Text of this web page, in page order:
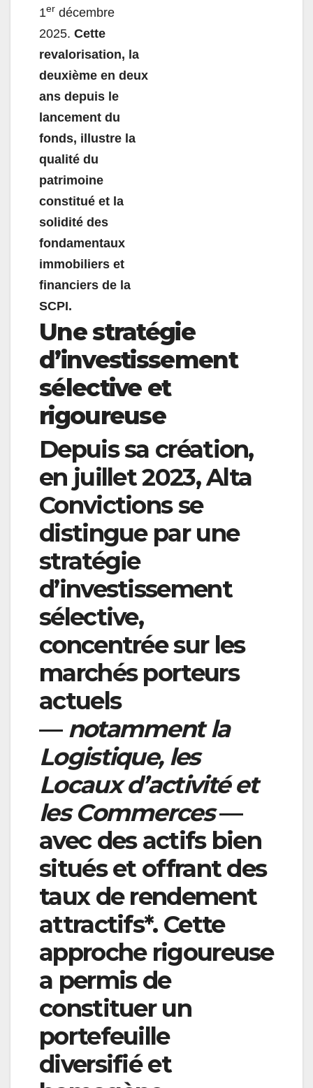
1er décembre
2025. Cette
revalorisation, la
deuxième en deux
ans depuis le
lancement du
fonds, illustre la
qualité du
patrimoine
constitué et la
solidité des
fondamentaux
immobiliers et
financiers de la
SCPI.
Une stratégie
d’investissement
sélective et
rigoureuse
Depuis sa création,
en juillet 2023, Alta
Convictions se
distingue par une
stratégie
d’investissement
sélective,
concentrée sur les
marchés porteurs
actuels
— notamment la
Logistique, les
Locaux d’activité et
les Commerces—
avec des actifs bien
situés et offrant des
taux de rendement
attractifs*. Cette
approche rigoureuse
a permis de
constituer un
portefeuille
diversifié et